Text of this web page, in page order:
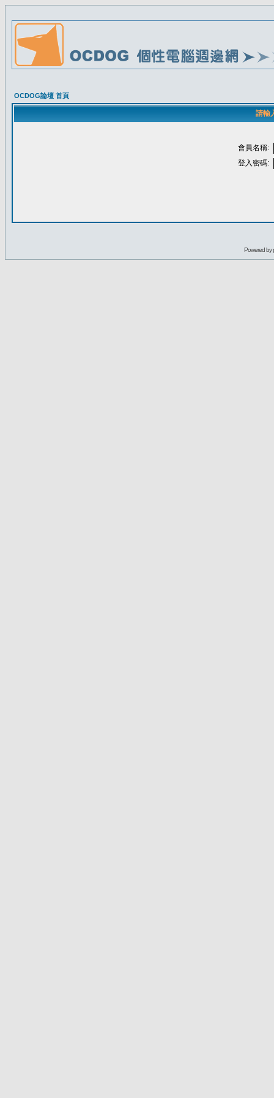
OCDOG論壇 首頁
請輸
會員名稱:
登入密碼:
Powered by